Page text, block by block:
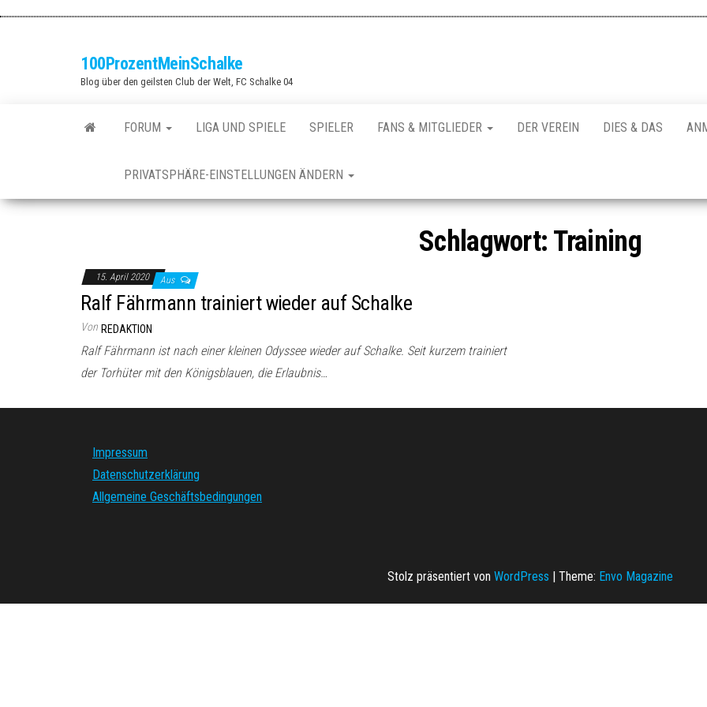
100ProzentMeinSchalke
Blog über den geilsten Club der Welt, FC Schalke 04
FORUM LIGA UND SPIELE SPIELER FANS & MITGLIEDER DER VEREIN DIES & DAS
PRIVATSPHÄRE-EINSTELLUNGEN ÄNDERN
Schlagwort: Training
15. April 2020 Aus
Ralf Fährmann trainiert wieder auf Schalke
Von REDAKTION
Ralf Fährmann ist nach einer kleinen Odyssee wieder auf Schalke. Seit kurzem trainiert
der Torhüter mit den Königsblauen, die Erlaubnis…
Impressum
Datenschutzerklärung
Allgemeine Geschäftsbedingungen
Stolz präsentiert von WordPress | Theme: Envo Magazine